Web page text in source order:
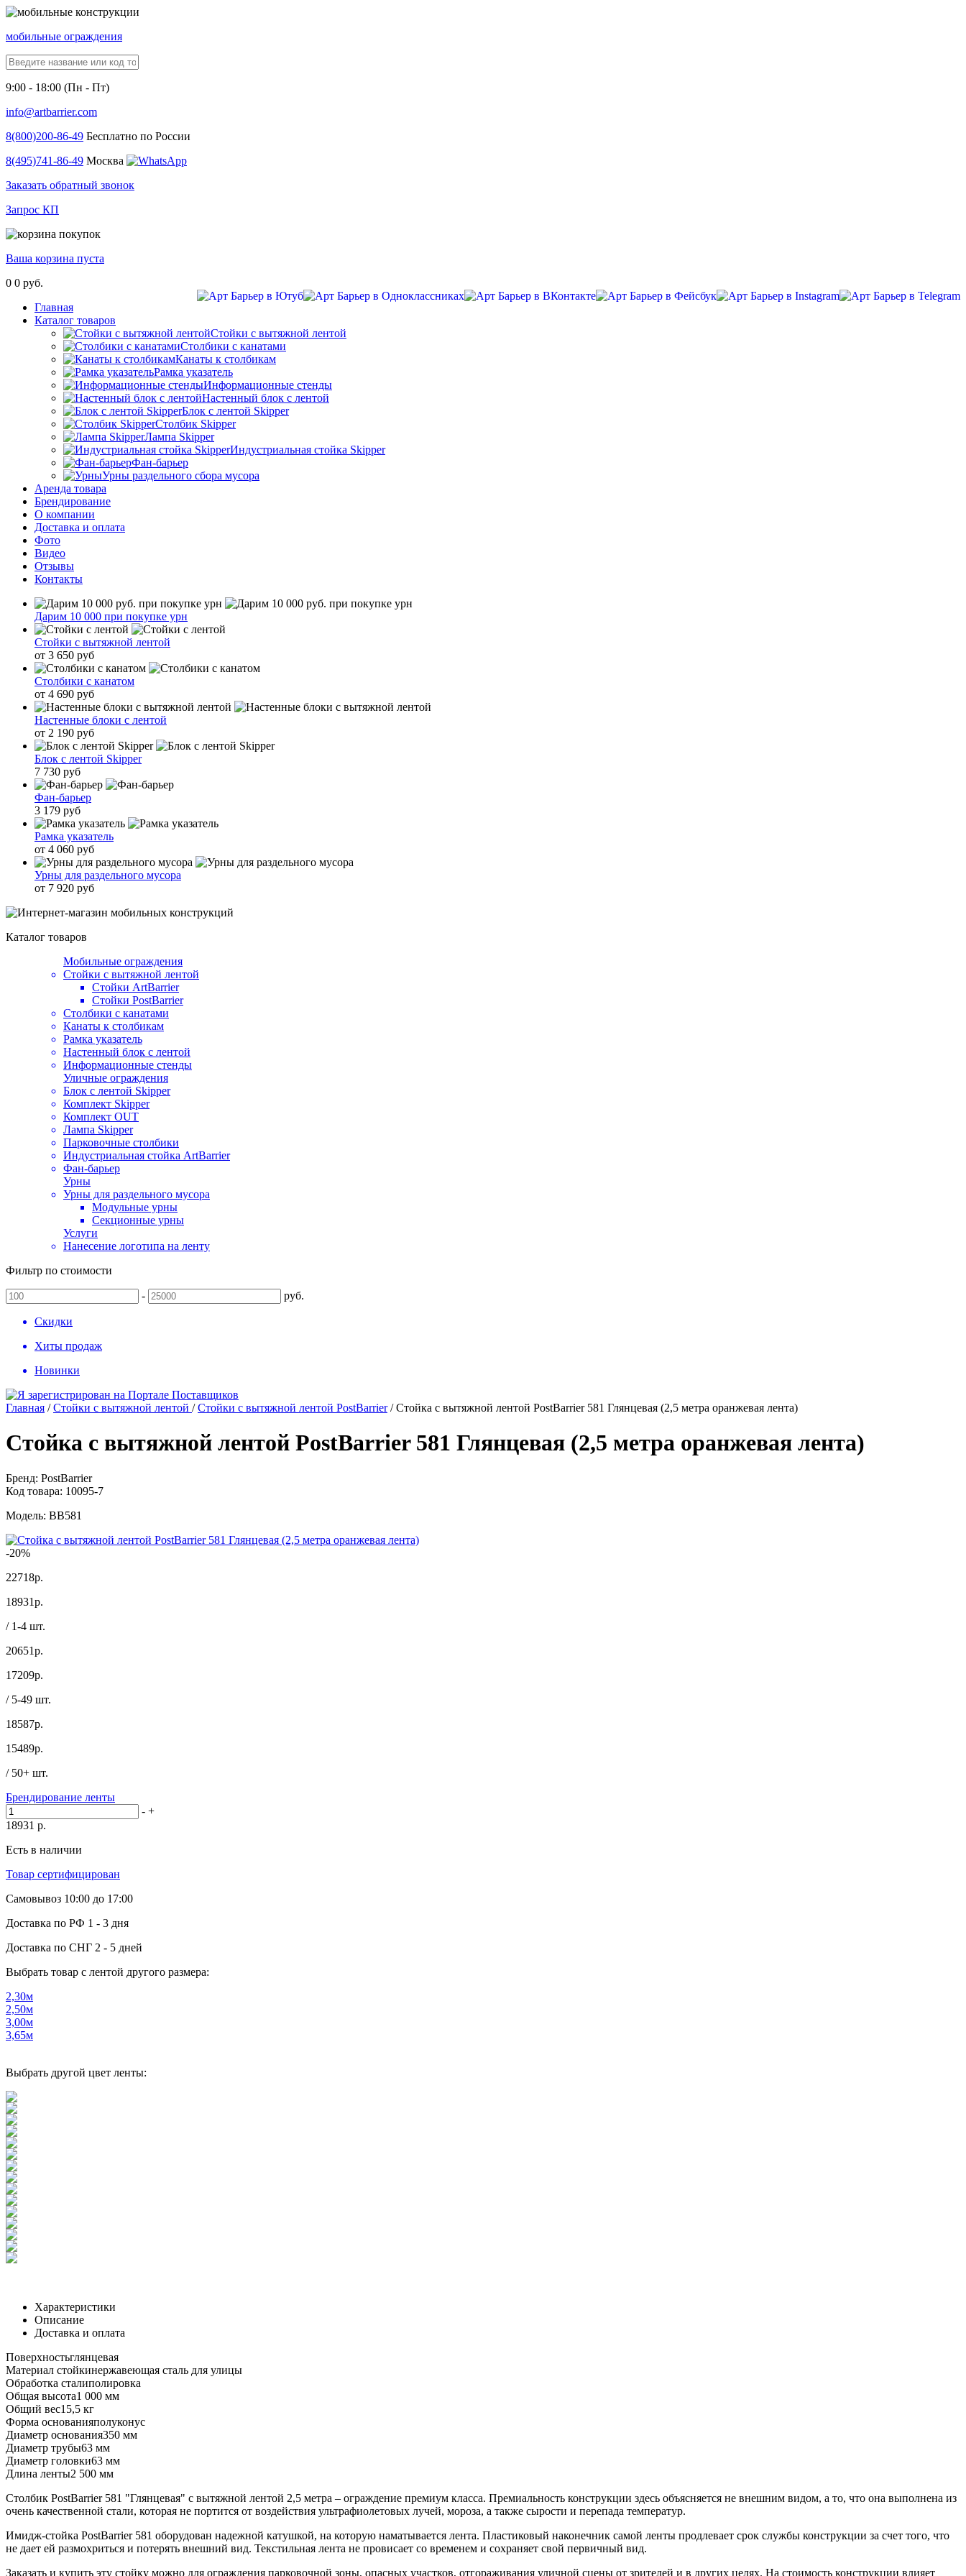
мобильные ограждения
9:00 - 18:00 (Пн - Пт)
info@artbarrier.com
8(800)200-86-49 Бесплатно по России
8(495)741-86-49 Москва
Заказать обратный звонок
Запрос КП
Ваша корзина пуста
0 0 руб.
Главная
Каталог товаров
Стойки с вытяжной лентой
Столбики с канатами
Канаты к столбикам
Рамка указатель
Информационные стенды
Настенный блок с лентой
Блок с лентой Skipper
Столбик Skipper
Лампа Skipper
Индустриальная стойка Skipper
Фан-барьер
Урны раздельного сбора мусора
Аренда товара
Брендирование
О компании
Доставка и оплата
Фото
Видео
Отзывы
Контакты
Дарим 10 000 при покупке урн
Стойки с вытяжной лентой
от 3 650 руб
Столбики с канатом
от 4 690 руб
Настенные блоки с лентой
от 2 190 руб
Блок с лентой Skipper
7 730 руб
Фан-барьер
3 179 руб
Рамка указатель
от 4 060 руб
Урны для раздельного мусора
от 7 920 руб
Каталог товаров
Мобильные ограждения
Стойки с вытяжной лентой
Стойки ArtBarrier
Стойки PostBarrier
Столбики с канатами
Канаты к столбикам
Рамка указатель
Настенный блок с лентой
Информационные стенды
Уличные ограждения
Блок с лентой Skipper
Комплект Skipper
Комплект OUT
Лампа Skipper
Парковочные столбики
Индустриальная стойка ArtBarrier
Фан-барьер
Урны
Урны для раздельного мусора
Модульные урны
Секционные урны
Услуги
Нанесение логотипа на ленту
Фильтр по стоимости
- руб.
Скидки
Хиты продаж
Новинки
Главная /Стойки с вытяжной лентой /Стойки с вытяжной лентой PostBarrier/Стойка с вытяжной лентой PostBarrier 581 Глянцевая (2,5 метра оранжевая лента)
Стойка с вытяжной лентой PostBarrier 581 Глянцевая (2,5 метра оранжевая лента)
Бренд: PostBarrier
Код товара: 10095-7
Модель: BB581
-20%
22718р.
18931р.
/ 1-4 шт.
20651р.
17209р.
/ 5-49 шт.
18587р.
15489р.
/ 50+ шт.
Брендирование ленты
- +
18931 р.
Есть в наличии
Товар сертифицирован
Самовывоз 10:00 до 17:00
Доставка по РФ 1 - 3 дня
Доставка по СНГ 2 - 5 дней
Выбрать товар с лентой другого размера:
2,30м
2,50м
3,00м
3,65м
Выбрать другой цвет ленты:
Характеристики
Описание
Доставка и оплата
Поверхностьглянцевая
Материал стойкинержавеющая сталь для улицы
Обработка сталиполировка
Общая высота1 000 мм
Общий вес15,5 кг
Форма основанияполуконус
Диаметр основания350 мм
Диаметр трубы63 мм
Диаметр головки63 мм
Длина ленты2 500 мм
Столбик PostBarrier 581 "Глянцевая" с вытяжной лентой 2,5 метра – ограждение премиум класса. Премиальность конструкции здесь объясняется не внешним видом, а то, что она выполнена из
очень качественной стали, которая не портится от воздействия ультрафиолетовых лучей, мороза, а также сырости и перепада температур.
Имидж-стойка PostBarrier 581 оборудован надежной катушкой, на которую наматывается лента. Пластиковый наконечник самой ленты продлевает срок службы конструкции за счет того, что
не дает ей размохриться и потерять внешний вид. Текстильная лента не провисает со временем и сохраняет свой первичный вид.
Заказать и купить эту стойку можно для ограждения парковочной зоны, опасных участков, отгораживания уличной сцены от зрителей и в других целях. На стоимость конструкции влияет